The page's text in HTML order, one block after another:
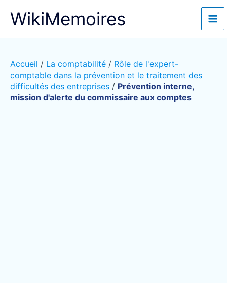
WikiMemoires
Accueil / La comptabilité / Rôle de l'expert-
comptable dans la prévention et le traitement des
difficultés des entreprises / Prévention interne,
mission d'alerte du commissaire aux comptes